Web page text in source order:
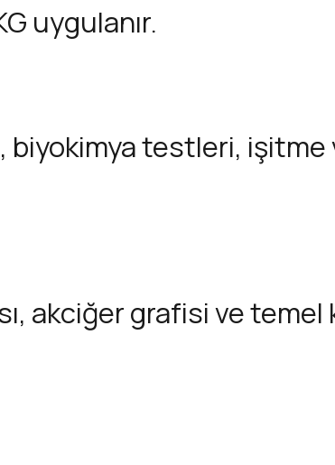
uygulanır.
biyokimya testleri,
akciğer grafisi ve